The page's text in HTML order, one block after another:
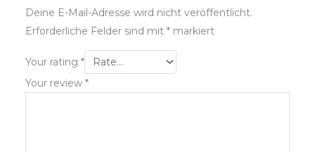
Deine E-Mail-Adresse wird nicht veröffentlicht.
Erforderliche Felder sind mit *markiert
Your rating *
Your review *